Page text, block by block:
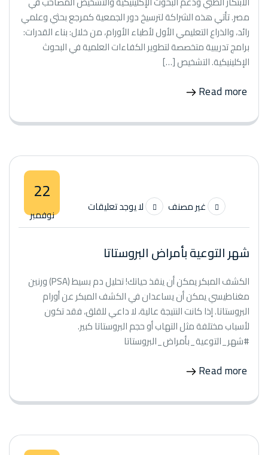
مصر. تأتي هذه الشراكة لترسيخ دور الجمعية كمرجع بحثي وعلمي
رائد، والذراع التعليمي الأول لأطباء الأورام، من خلال: بناء القدرات:
برامج تدريبية متخصصة لتطوير الكفاءات العلمية في البحوث
الإكلينيكية. التشخيص […]
Read more
22
نوفمبر غير مصنف لا يوجد تعليقات
شهر التوعية بأمراض البروستاتا
الكشف المبكر يمكن أن ينقذ حياتك! تحليل دم بسيط (PSA) ورنين
مغناطيسي يمكن أن يساعدان في الكشف المبكر عن أورام
البروستاتا. إذا كانت النتيجة عالية، لا داعي للقلق، فقد تكون
لأسباب مختلفة مثل التهاب أو حجم البروستاتا كبير.
#شهر_التوعية_بأمراض_البروستاتا
Read more